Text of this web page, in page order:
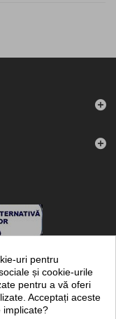
- magazin online de
uri pentru
și cookie-urile
pentru a vă oferi
Acceptați aceste
implicate?